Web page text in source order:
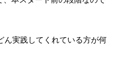
ん実践してくれている方が何